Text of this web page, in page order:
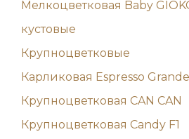
Мелкоцветковая Baby
кустовые
Крупноцветковые
Карликовая Espresso Grande
Крупноцветковая CAN CAN
Крупноцветковая Candy F1